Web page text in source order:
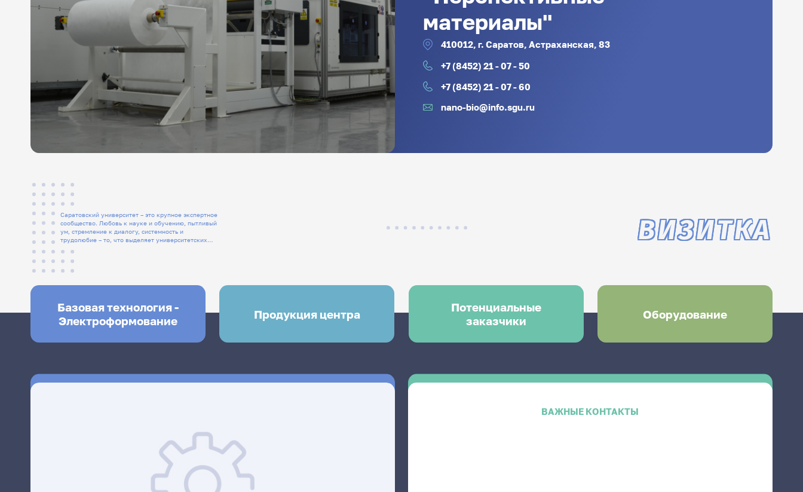
материалы"
410012, г. Саратов, Астраханская, 83
+7 (8452) 21 - 07 - 50
+7 (8452) 21 - 07 - 60
nano-bio@info.sgu.ru
Саратовский университет – это крупное экспертное
сообщество. Любовь к науке и обучению, пытливый
ум, стремление к диалогу, системность и
трудолюбие – то, что выделяет университетских
ВИЗИТКА
Базовая технология -
Электроформование
Продукция центра
Потенциальные
заказчики
Оборудование
ВАЖНЫЕ КОНТАКТЫ